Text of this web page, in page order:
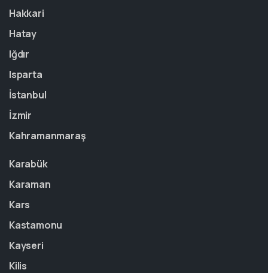
Hakkari
Hatay
Iğdır
Isparta
İstanbul
İzmir
Kahramanmaraş
Karabük
Karaman
Kars
Kastamonu
Kayseri
Kilis